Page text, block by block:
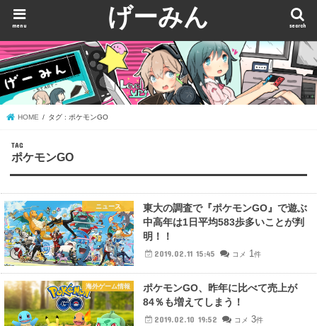
げーみん search
menu
HOME タグ : ポケモンGO
TAG
ポケモンGO
ニュース
東大の調査で『ポケモンGO』で遊ぶ
中高年は1日平均583歩多いことが判
明！！
2019.02.11 15:45 コメ 1件
海外ゲーム情報
ポケモンGO、昨年に比べて売上が
84％も増えてしまう！
2019.02.10 19:52 コメ 3件